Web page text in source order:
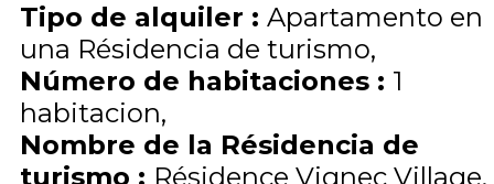
Tipo de alquiler : Apartamento en
una Résidencia de turismo
Número de habitaciones : 1
habitacion
Nombre de la Résidencia de
turismo : Résidence Vignec Village